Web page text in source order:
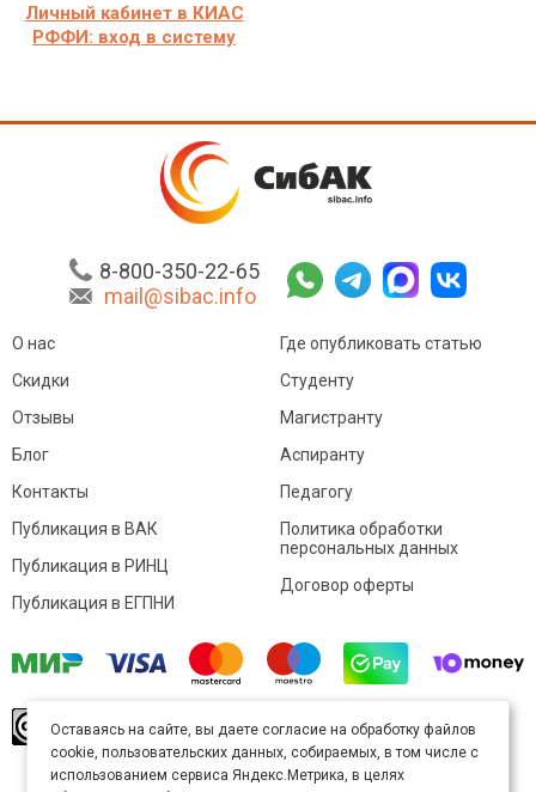
Личный кабинет в КИАС
РФФИ: вход в систему
8-800-350-22-65
mail@sibac.info
О нас
Скидки
Отзывы
Блог
Контакты
Где опубликовать статью
Студенту
Магистранту
Аспиранту
Педагогу
Публикация в ВАК
Публикация в РИНЦ
Публикация в ЕГПНИ
Политика обработки
персональных данных
Договор оферты
произведение доступно полицензии Creative
Commons «Attribution» («Атрибуция») 4.0
Непортированная.
Оставаясь на сайте, вы даете согласие на обработку файлов
cookie, пользовательских данных, собираемых, в том числе с
использованием сервиса Яндекс.Метрика, в целях